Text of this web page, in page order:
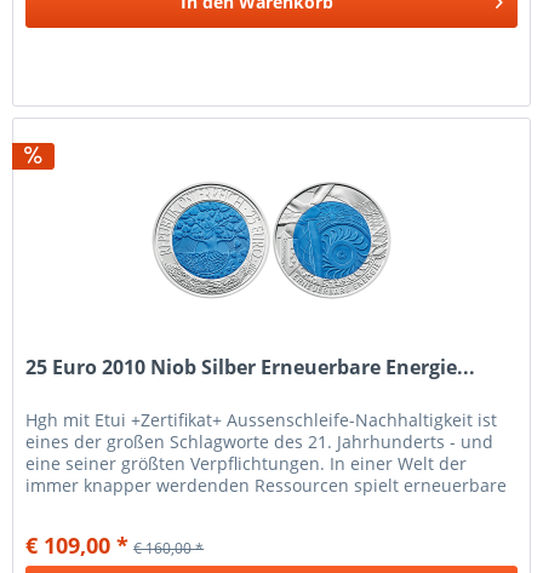
25 Euro 2010 Niob Silber Erneuerbare Energie...
Hgh mit Etui +Zertifikat+ Aussenschleife-Nachhaltigkeit ist
eines der großen Schlagworte des 21. Jahrhunderts - und
eine seiner größten Verpflichtungen. In einer Welt der
immer knapper werdenden Ressourcen spielt erneuerbare
€ 109,00 * € 160,00 *